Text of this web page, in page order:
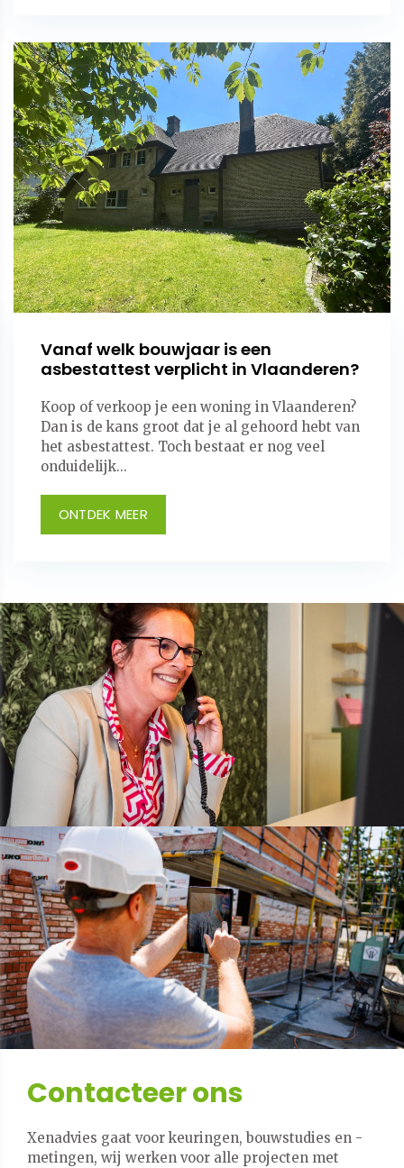
Vanaf welk bouwjaar is een
asbestattest verplicht in Vlaanderen?
Koop of verkoop je een woning in Vlaanderen?
Dan is de kans groot dat je al gehoord hebt van
het asbestattest. Toch bestaat er nog veel
onduidelijk...
ONTDEK MEER
Contacteer ons
Xenadvies gaat voor keuringen, bouwstudies en -
metingen, wij werken voor alle projecten met